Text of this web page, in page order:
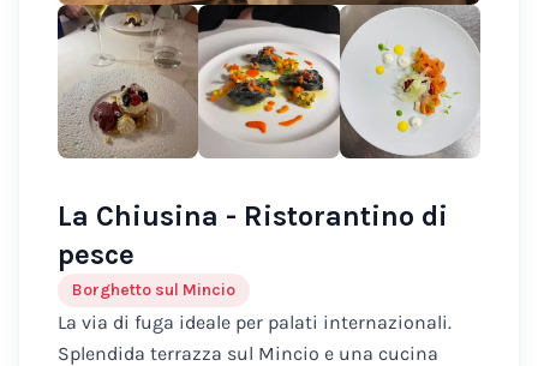
La Chiusina - Ristorantino di
pesce
Borghetto sul Mincio
La via di fuga ideale per palati internazionali.
Splendida terrazza sul Mincio e una cucina